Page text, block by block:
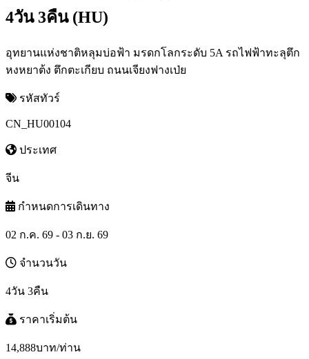
4วัน 3คืน (HU)
อุทยานแห่งชาติหลุมบ่อฟ้า มรดกโลกระดับ 5A รถไฟฟ้าทะลุตึก
หงหยาต้ง ตึกตะเกียบ ถนนเจียงฟางเป่ย
รหัสทัวร์
CN_HU00104
ประเทศ
จีน
กำหนดการเดินทาง
02 ก.ค. 69 - 03 ก.ย. 69
จำนวนวัน
4วัน 3คืน
ราคาเริ่มต้น
14,888บาท/ท่าน